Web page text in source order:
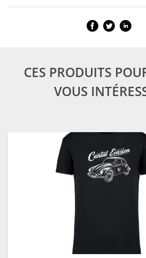
CES PRODUITS
VOUS